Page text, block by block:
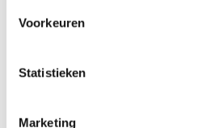
onze website kan je je
wijzigen.
Voorkeuren
Statistieken
Marketing
"Ik zie de kleuren weer"